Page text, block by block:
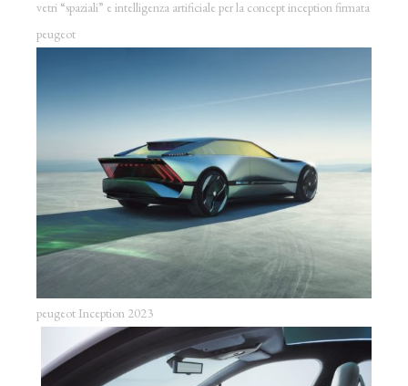
vetri “spaziali” e intelligenza artificiale per la concept inception firmata
peugeot
peugeot Inception 2023